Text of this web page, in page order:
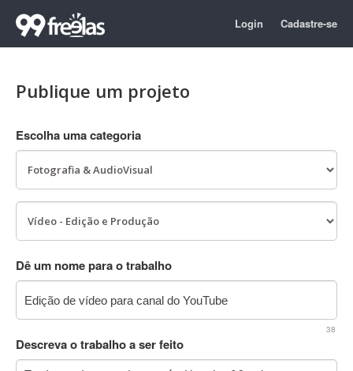
Login Cadastre-se
Publique um projeto
Escolha uma categoria
Dê um nome para o trabalho
38
Descreva o trabalho a ser feito